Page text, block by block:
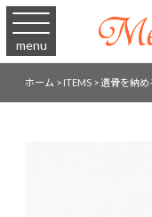
menu
ホーム>ITEMS>遺骨を納め